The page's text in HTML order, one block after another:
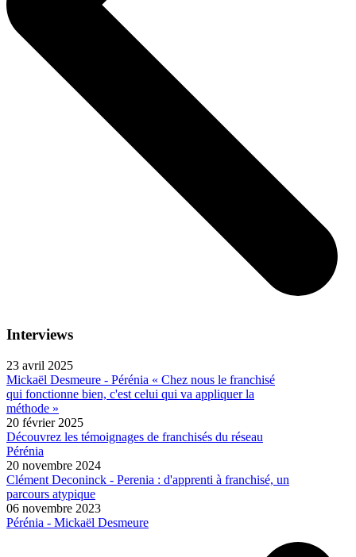
Interviews
23 avril 2025
Mickaël Desmeure - Pérénia « Chez nous le franchisé
qui fonctionne bien, c'est celui qui va appliquer la
méthode »
20 février 2025
Découvrez les témoignages de franchisés du réseau
Pérénia
20 novembre 2024
Clément Deconinck - Perenia : d'apprenti à franchisé, un
parcours atypique
06 novembre 2023
Pérénia - Mickaël Desmeure